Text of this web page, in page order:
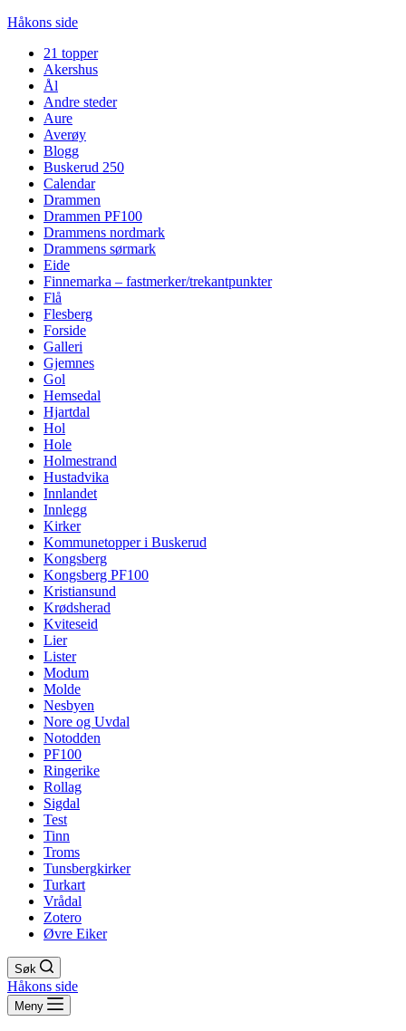
Håkons side
21 topper
Akershus
Ål
Andre steder
Aure
Averøy
Blogg
Buskerud 250
Calendar
Drammen
Drammen PF100
Drammens nordmark
Drammens sørmark
Eide
Finnemarka – fastmerker/trekantpunkter
Flå
Flesberg
Forside
Galleri
Gjemnes
Gol
Hemsedal
Hjartdal
Hol
Hole
Holmestrand
Hustadvika
Innlandet
Innlegg
Kirker
Kommunetopper i Buskerud
Kongsberg
Kongsberg PF100
Kristiansund
Krødsherad
Kviteseid
Lier
Lister
Modum
Molde
Nesbyen
Nore og Uvdal
Notodden
PF100
Ringerike
Rollag
Sigdal
Test
Tinn
Troms
Tunsbergkirker
Turkart
Vrådal
Zotero
Øvre Eiker
Søk
Håkons side
Meny